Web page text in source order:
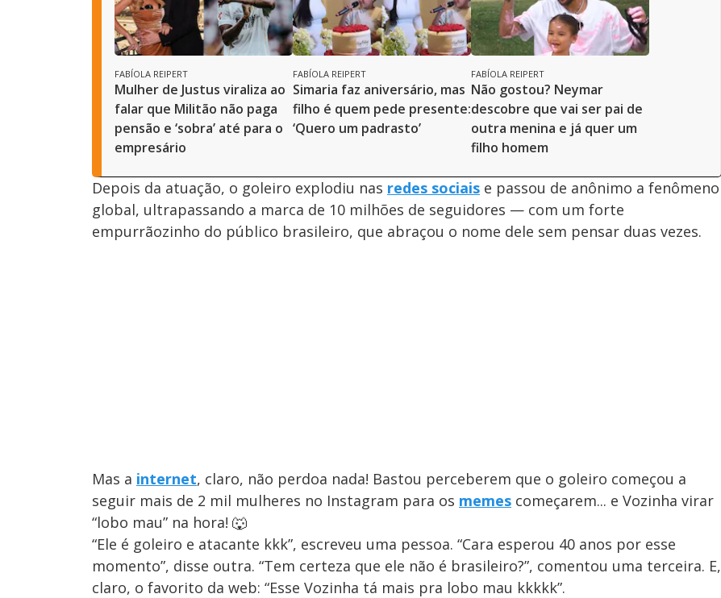
FABÍOLA REIPERT
Mulher de Justus viraliza ao
falar que Militão não paga
pensão e ‘sobra’ até para o
empresário
FABÍOLA REIPERT
Simaria faz aniversário, mas
filho é quem pede presente:
‘Quero um padrasto’
FABÍOLA REIPERT
Não gostou? Neymar
descobre que vai ser pai de
outra menina e já quer um
filho homem
Depois da atuação, o goleiro explodiu nas redes sociais e passou de anônimo a fenômeno
global, ultrapassando a marca de 10 milhões de seguidores — com um forte
empurrãozinho do público brasileiro, que abraçou o nome dele sem pensar duas vezes.
Mas a internet, claro, não perdoa nada! Bastou perceberem que o goleiro começou a
seguir mais de 2 mil mulheres no Instagram para os memes começarem... e Vozinha virar
“lobo mau” na hora! 🐺
“Ele é goleiro e atacante kkk”, escreveu uma pessoa. “Cara esperou 40 anos por esse
momento”, disse outra. “Tem certeza que ele não é brasileiro?”, comentou uma terceira. E,
claro, o favorito da web: “Esse Vozinha tá mais pra lobo mau kkkkk”.